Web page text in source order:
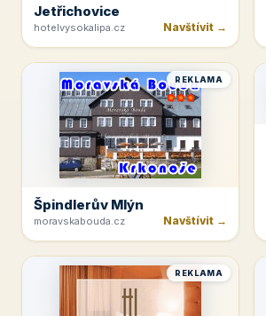
Jetřichovice
hotelvysokalipa.cz Navštívit →
REKLAMA
Špindlerův Mlýn
moravskabouda.cz Navštívit →
REKLAMA